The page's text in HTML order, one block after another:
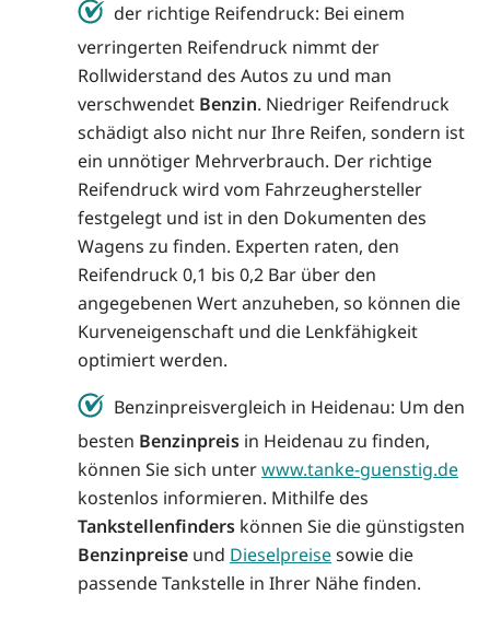
der richtige Reifendruck: Bei einem
verringerten Reifendruck nimmt der
Rollwiderstand des Autos zu und man
verschwendet Benzin. Niedriger Reifendruck
schädigt also nicht nur Ihre Reifen, sondern ist
ein unnötiger Mehrverbrauch. Der richtige
Reifendruck wird vom Fahrzeughersteller
festgelegt und ist in den Dokumenten des
Wagens zu finden. Experten raten, den
Reifendruck 0,1 bis 0,2 Bar über den
angegebenen Wert anzuheben, so können die
Kurveneigenschaft und die Lenkfähigkeit
optimiert werden.
Benzinpreisvergleich in Heidenau: Um den
besten Benzinpreis in Heidenau zu finden,
können Sie sich unterwww.tanke-guenstig.de
kostenlos informieren. Mithilfe des
Tankstellenfinders können Sie die günstigsten
Benzinpreise und Dieselpreisesowie die
passende Tankstelle in Ihrer Nähe finden.